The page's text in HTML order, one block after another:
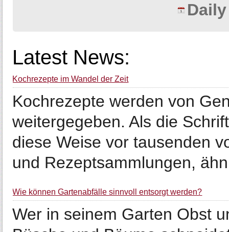
Latest News:
Kochrezepte im Wandel der Zeit
Kochrezepte werden von
weitergegeben. Als die
diese Weise vor tausenden
und Rezeptsammlungen,
Wie können Gartenabfälle sinnvoll entsorgt werden?
Wer in seinem Garten Obst